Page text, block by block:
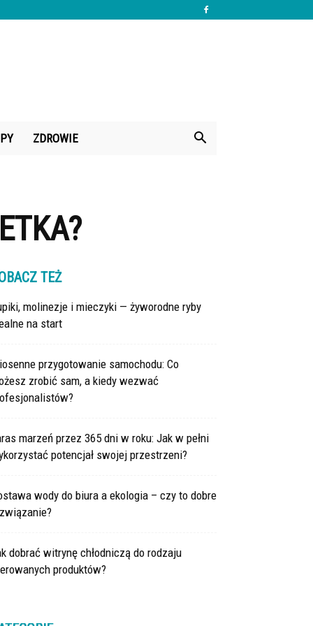
ZDROWIE
TEŻ
molinezje i mieczyki — żyworodne ryby
na start
przygotowanie samochodu: Co
zrobić sam, a kiedy wezwać
marzeń przez 365 dni w roku: Jak w pełni
potencjał swojej przestrzeni?
wody do biura a ekologia – czy to dobre
dobrać witrynę chłodniczą do rodzaju
produktów?